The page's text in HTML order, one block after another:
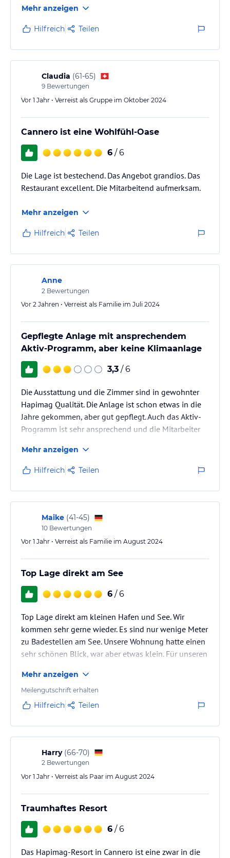
sind freundlich, hilfsbereit
und zuvorkommend. Das Restaurant beim Resort ist
meines Wissens verpachtet
und die Mitarbeiterinnen und Mitarbeiter könnten
etwas freundlicher zu den Gästen sein. Die wünschen
teilweise nicht mal einen guten Appetit wenn sie
das Essen an den Tisch servieren. Leider 🤷‍♂️Dafür gibt
es in…
Mehr anzeigen
Hilfreich Teilen
Claudia (61-65)
9 Bewertungen
Vor 1 Jahr • Verreist als Gruppe im Oktober 2024
Cannero ist eine Wohlfühl-Oase
6 / 6
Die Lage ist bestechend. Das Angebot grandios. Das
Restaurant excellent. Die Mitarbeitend aufmerksam.
Mehr anzeigen
Hilfreich Teilen
Anne
2 Bewertungen
Vor 2 Jahren • Verreist als Familie im Juli 2024
Gepflegte Anlage mit ansprechendem
Aktiv-Programm, aber keine Klimaanlage
3,3 / 6
Die Ausstattung und die Zimmer sind in gewohnter
Hapimag Qualität. Die Anlage ist schon etwas in die
Jahre gekommen, aber gut gepflegt. Auch das Aktiv-
Programm ist sehr ansprechend und die Mitarbeiter
Ein großes Manko ist allerdings die nicht vorhandene
KLIMAANLAGE. In den Räumen der Wohnung sind es
nachts noch bis zu 30 Grad. Dies macht einen
erholsamen Schlaf nahezu unmöglich.
Mehr anzeigen
Hilfreich Teilen
Maike (41-45)
10 Bewertungen
Vor 1 Jahr • Verreist als Familie im August 2024
Top Lage direkt am See
6 / 6
Top Lage direkt am kleinen Hafen und See. Wir
kommen sehr gerne wieder. Es sind nur wenige Meter
zu Badestellen am See. Unsere Wohnung hatte einen
sehr schönen Blick, war aber etwas klein. Für unseren
genug.
Mehr anzeigen
Meilengutschrift erhalten
Hilfreich Teilen
Harry (66-70)
2 Bewertungen
Vor 1 Jahr • Verreist als Paar im August 2024
Traumhaftes Resort
6 / 6
Das Hapimag-Resort in Cannero ist eine zwar in die